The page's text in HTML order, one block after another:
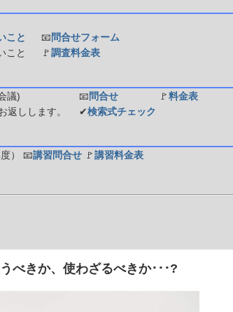
こと 📧 問合せフォーム
こと
🚩 調査料金表
議)
📧 問合せ 🚩 料金表
返しします。
✔検索式チェック
） 📧講習問合せ 🚩 講習料金表
べきか、使わざるべきか･･･?